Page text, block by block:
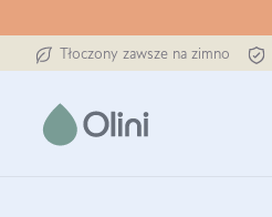
Tłoczony zawsze na zimno